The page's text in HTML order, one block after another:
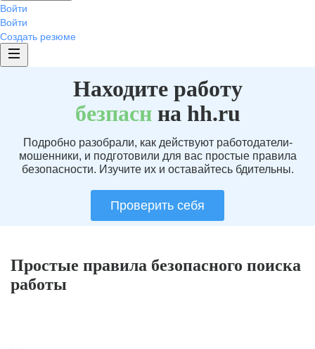
Войти
Войти
Создать резюме
Находите работу
безпаснна hh.ru
Подробно разобрали, как действуют работодатели-
мошенники, и подготовили для вас простые правила
безопасности. Изучите их и оставайтесь бдительны.
Проверить себя
Простые правила безопасного поиска
работы